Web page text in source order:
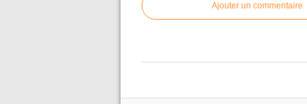
Ajouter un commentaire